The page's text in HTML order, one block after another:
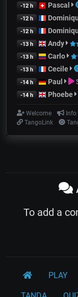
-12 h Pascal
-12 h
-12 h
-13 h Andy
-13 h Carlo
-13 h Cecile
-14 h Paul
-14 h Phoebe
Welcome Info
TangoLink
To add a
PLAY